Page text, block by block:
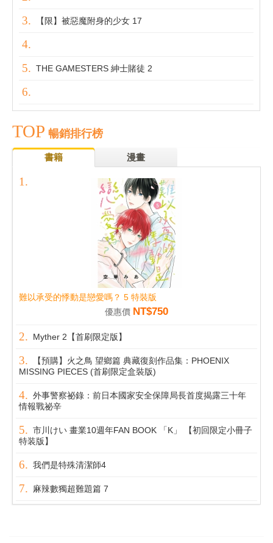
【限】被惡魔附身的少女 17
THE GAMESTERS 紳士賭徒 2
TOP 暢銷排行榜
書籍 漫畫
難以承受的悸動是戀愛嗎？ 5 特裝版
優惠價 NT$750
Myther 2【首刷限定版】
【預購】火之鳥 望鄉篇 典藏復刻作品集：PHOENIX
MISSING PIECES (首刷限定盒裝版)
外事警察祕錄：前日本國家安全保障局長首度揭露三十年
情報戰祕辛
市川けい 畫業10週年FAN BOOK 「K」 【初回限定小冊子
特装版】
我們是特殊清潔師4
麻辣數獨超難題篇 7